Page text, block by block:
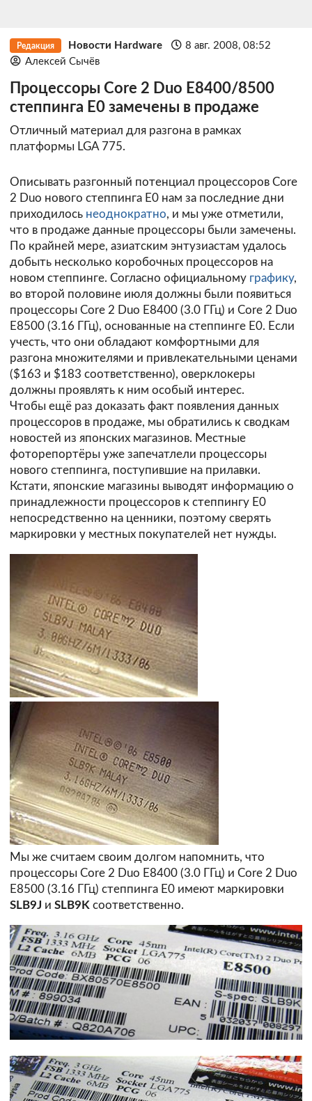
Редакция Новости Hardware
8 авг. 2008, 08:52
Алексей Сычёв
Процессоры Core 2 Duo E8400/8500
степпинга E0 замечены в продаже
Отличный материал для разгона в рамках
платформы LGA 775.
Описывать разгонный потенциал процессоров Core
2 Duo нового степпинга E0 нам за последние дни
приходилось неоднократно, и мы уже отметили,
что в продаже данные процессоры были замечены.
По крайней мере, азиатским энтузиастам удалось
добыть несколько коробочных процессоров на
новом степпинге. Согласно официальному графику,
во второй половине июля должны были появиться
процессоры Core 2 Duo E8400 (3.0 ГГц) и Core 2 Duo
E8500 (3.16 ГГц), основанные на степпинге E0. Если
учесть, что они обладают комфортными для
разгона множителями и привлекательными ценами
($163 и $183 соответственно), оверклокеры
должны проявлять к ним особый интерес.
Чтобы ещё раз доказать факт появления данных
процессоров в продаже, мы обратились к сводкам
новостей из японских магазинов. Местные
фоторепортёры уже запечатлели процессоры
нового степпинга, поступившие на прилавки.
Кстати, японские магазины выводят информацию о
принадлежности процессоров к степпингу E0
непосредственно на ценники, поэтому сверять
маркировки у местных покупателей нет нужды.
Мы же считаем своим долгом напомнить, что
процессоры Core 2 Duo E8400 (3.0 ГГц) и Core 2 Duo
E8500 (3.16 ГГц) степпинга E0 имеют маркировки
SLB9J и SLB9K соответственно.